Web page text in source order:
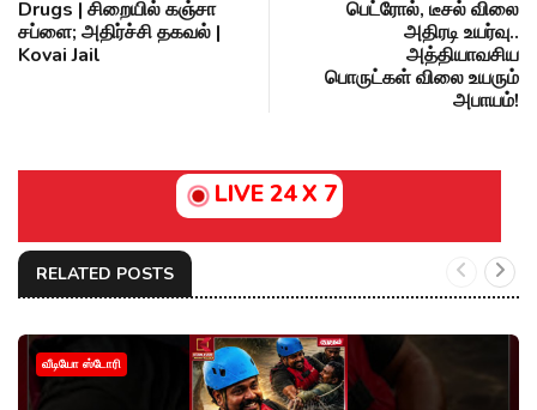
Drugs | சிறையில் கஞ்சா
சப்ளை; அதிர்ச்சி தகவல் |
Kovai Jail
பெட்ரோல், டீசல் விலை
அதிரடி உயர்வு..
அத்தியாவசிய
பொருட்கள் விலை உயரும்
அபாயம்!
LIVE 24 X 7
RELATED POSTS
வீடியோ ஸ்டோரி